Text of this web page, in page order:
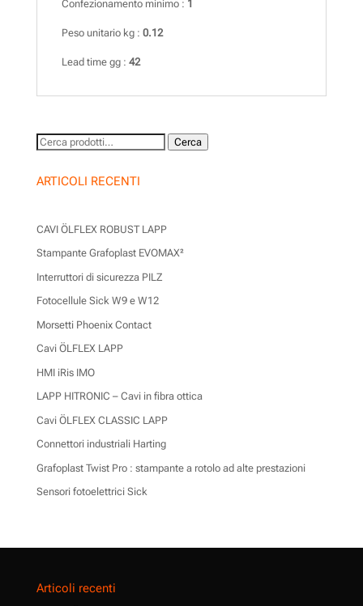
Confezionamento minimo : 1
Peso unitario kg : 0.12
Lead time gg : 42
Cerca: Cerca
ARTICOLI RECENTI
CAVI ÖLFLEX ROBUST LAPP
Stampante Grafoplast EVOMAX²
Interruttori di sicurezza PILZ
Fotocellule Sick W9 e W12
Morsetti Phoenix Contact
Cavi ÖLFLEX LAPP
HMI iRis IMO
LAPP HITRONIC – Cavi in fibra ottica
Cavi ÖLFLEX CLASSIC LAPP
Connettori industriali Harting
Grafoplast Twist Pro : stampante a rotolo ad alte prestazioni
Sensori fotoelettrici Sick
Articoli recenti